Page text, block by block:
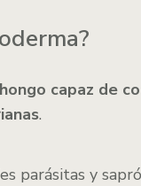
capaz de
.
parásitas y